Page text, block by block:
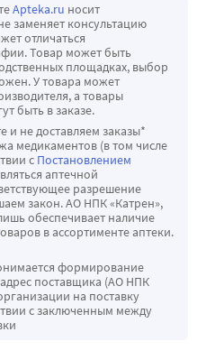
2-3 мин: мужчинам (2-3
канал (1-2 мл) и во
рекомендуется
насадки. Обработать
бедер, лобка, половых
не мочиться в
и уретропростатитов
2-3 мл препарата 1-2
лечения и
по назначению врача.
Apteka.ru носит
заменяет консультацию
отличаться
Товар может быть
площадках, выбор
У товара может
а товары
быть в заказе.
и не доставляем заказы*
медикаментов (в том числе
с Постановлением
аптечной
разрешение
закон. АО НПК «Катрен»,
обеспечивает наличие
в ассортименте аптеки.
формирование
адрес поставщика (АО НПК
на поставку
с заключенным между